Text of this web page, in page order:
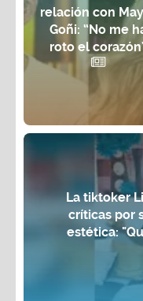
relación con
Goñi: “No me
roto el
La tiktoker
críticas por
estética: